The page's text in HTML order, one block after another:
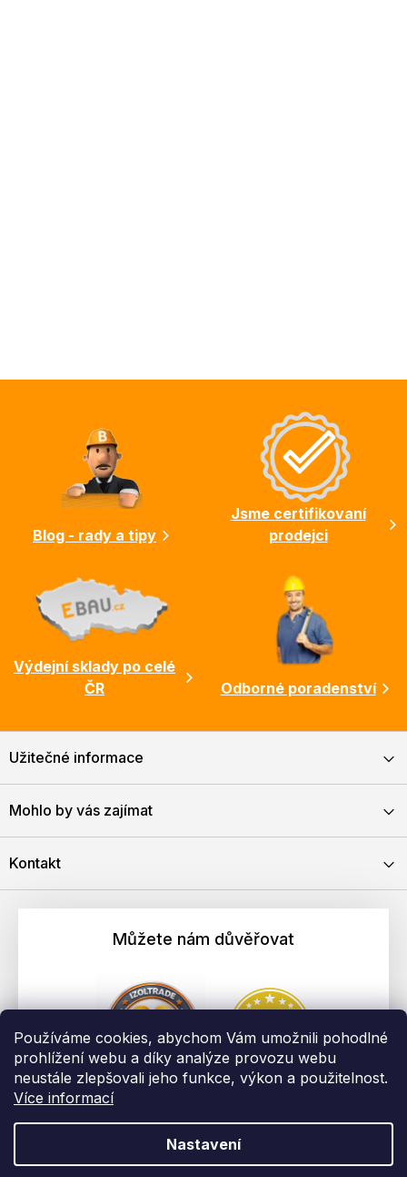
Používáme cookies, abychom Vám umožnili pohodlné
prohlížení webu a díky analýze provozu webu
neustále zlepšovali jeho funkce, výkon a použitelnost.
Více informací
Nastavení
Blog - rady a tipy
Jsme certifikovaní
prodejci
Výdejní sklady po celé
ČR
Odborné poradenství
Užitečné informace
Mohlo by vás zajímat
Kontakt
Můžete nám důvěřovat
Vytvořil Shoptet